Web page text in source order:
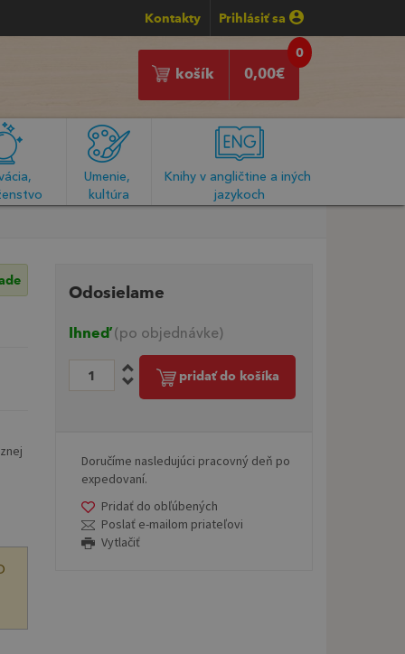
Kontakty Prihlásiť sa
0
0,00€
košík
Umenie,
kultúra
Knihy v angličtine a iných
jazykoch
Odosielame
Ihneď(po objednávke)
pridať do košíka
Doručíme nasledujúci pracovný deň po
expedovaní.
Pridať do obľúbených
Poslať e-mailom priateľovi
Vytlačiť